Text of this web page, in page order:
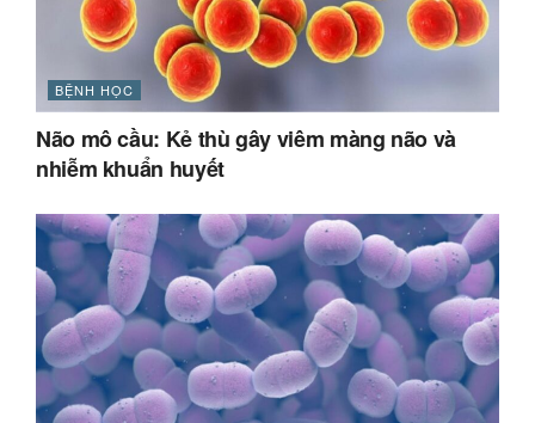
BỆNH HỌC
Não mô cầu: Kẻ thù gây viêm màng não và
nhiễm khuẩn huyết